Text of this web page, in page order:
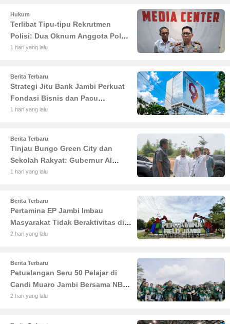
Hukum
Terlibat Tipu-tipu Rekrutmen
Polisi: Dua Oknum Anggota Polda
Jambi Diciduk Propam
1 hari yang lalu
Berita Terbaru
Strategi Jitu Bank Jambi Perkuat
Fondasi Bisnis dan Pacu
Pertumbuhan Ekonomi Jambi
1 hari yang lalu
Berita Terbaru
Tinjau Bungo Green City dan
Sekolah Rakyat: Gubernur Al
Haris Tekankan Sinergi
1 hari yang lalu
Berita Terbaru
Pertamina EP Jambi Imbau
Masyarakat Tidak Beraktivitas di
Atas Jalur Pipa Migas Demi
2 hari yang lalu
Berita Terbaru
Petualangan Seru 50 Pelajar di
Candi Muaro Jambi Bersama NBT
Coal Group
2 hari yang lalu